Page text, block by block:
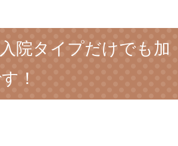
院タイプだけでも加
！